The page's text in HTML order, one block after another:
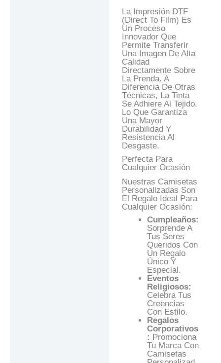
La Impresión DTF
(Direct To Film) Es
Un Proceso
Innovador Que
Permite Transferir
Una Imagen De Alta
Calidad
Directamente Sobre
La Prenda. A
Diferencia De Otras
Técnicas, La Tinta
Se Adhiere Al Tejido,
Lo Que Garantiza
Una Mayor
Durabilidad Y
Resistencia Al
Desgaste.
Perfecta Para
Cualquier Ocasión
Nuestras Camisetas
Personalizadas Son
El Regalo Ideal Para
Cualquier Ocasión:
Cumpleaños:
Sorprende A
Tus Seres
Queridos Con
Un Regalo
Único Y
Especial.
Eventos
Religiosos:
Celebra Tus
Creencias
Con Estilo.
Regalos
Corporativos
: Promociona
Tu Marca Con
Camisetas